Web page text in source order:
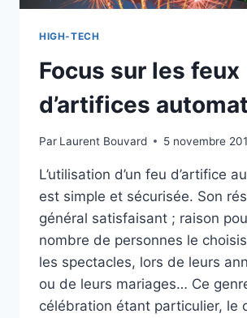
HIGH-TECH
Focus sur les feux
d’artifices
Par Laurent Bouvard 5 novembre
L’utilisation d’un feu d’artifice
est simple et sécurisée. Son
général satisfaisant ; raison
nombre de personnes le
les spectacles, lors de leurs
ou de leurs mariages… Ce
célébration étant particulier, le